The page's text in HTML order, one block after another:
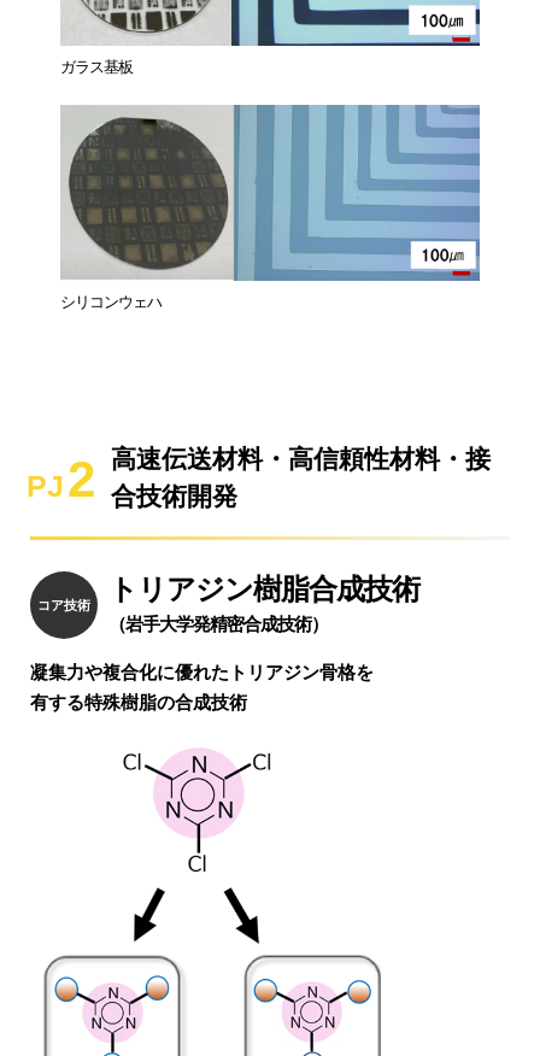
ガラス基板
シリコンウェハ
PJ2
高速伝送材料・高信頼性材料・接
合技術開発
コア技術 トリアジン樹脂合成技術
（岩手大学発精密合成技術）
凝集力や複合化に優れたトリアジン骨格を
有する特殊樹脂の合成技術